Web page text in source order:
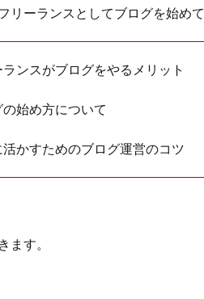
リーランスとしてブログを始め
ランスがブログをやるメリット
の始め方について
活かすためのブログ運営のコツ
ます。